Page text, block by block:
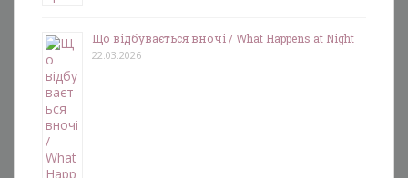
Що відбувається вночі / What Happens at Night
22.03.2026